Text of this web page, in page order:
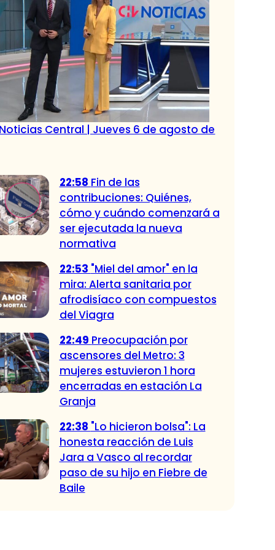
Central | Jueves 6 de agosto de
22:58 Fin de las
contribuciones: Quiénes,
cómo y cuándo comenzará a
ser ejecutada la nueva
normativa
22:53 "Miel del amor" en la
mira: Alerta sanitaria por
afrodisíaco con compuestos
del Viagra
22:49 Preocupación por
ascensores del Metro: 3
mujeres estuvieron 1 hora
encerradas en estación La
Granja
22:38 "Lo hicieron bolsa": La
honesta reacción de Luis
Jara a Vasco al recordar
paso de su hijo en Fiebre de
Baile